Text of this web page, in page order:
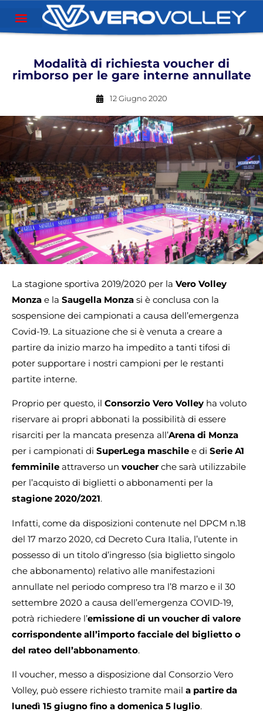
Modalità di richiesta voucher di
rimborso per le gare interne annullate
12 Giugno 2020
La stagione sportiva 2019/2020 per la Vero Volley
Monza e la Saugella Monza si è conclusa con la
sospensione dei campionati a causa dell’emergenza
Covid-19. La situazione che si è venuta a creare a
partire da inizio marzo ha impedito a tanti tifosi di
poter supportare i nostri campioni per le restanti
partite interne.
Proprio per questo, il Consorzio Vero Volley ha voluto
riservare ai propri abbonati la possibilità di essere
risarciti per la mancata presenza all’Arena di Monza
per i campionati di SuperLega maschile e di Serie A1
femminile attraverso un voucherche sarà utilizzabile
per l’acquisto di biglietti o abbonamenti per la
stagione 2020/2021.
Infatti, come da disposizioni contenute nel DPCM n.18
del 17 marzo 2020, cd Decreto Cura Italia, l’utente in
possesso di un titolo d’ingresso (sia biglietto singolo
che abbonamento) relativo alle manifestazioni
annullate nel periodo compreso tra l’8 marzo e il 30
settembre 2020 a causa dell’emergenza COVID-19,
potrà richiedere l’emissione di un voucher di valore
corrispondente all’importo facciale del biglietto o
del rateo dell’abbonamento.
Il voucher, messo a disposizione dal Consorzio Vero
Volley, può essere richiesto tramite mail a partire da
lunedì 15 giugno fino a domenica 5 luglio.